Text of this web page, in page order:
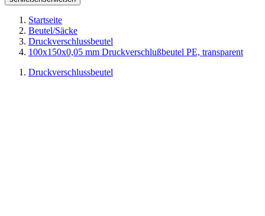
Startseite
Beutel/Säcke
Druckverschlussbeutel
100x150x0,05 mm Druckverschlußbeutel PE, transparent
Druckverschlussbeutel